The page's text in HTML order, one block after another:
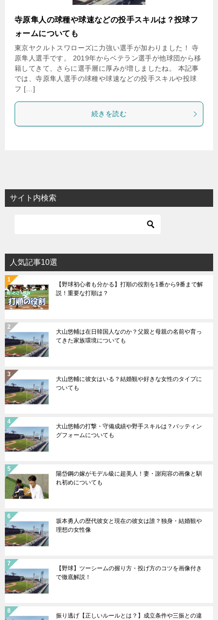
寺原隼人の球種や球速などの投手スキルは？投球フ
ォームについても
東京ヤクルトスワローズに力強い選手が加わりました！ 寺
原隼人選手です。 2019年からベテラン選手が他球団から移
籍してきて、さらに選手層に厚みが増しましたね。 本記事
では、寺原隼人選手の球種や球速などの投手スキルや投球
フ […]
続きを読む
サイト内検索
人気記事10選
【野球初心者も分かる】打順の役割を1番から9番まで解
説！重要な打順は？
大山悠輔は在日韓国人なのか？父親と母親の名前や育っ
てきた家族環境についても
大山悠輔に彼女はいる？結婚観や好きな女性のタイプに
ついても
大山悠輔の打撃・守備成績や野手スキルは？バッティン
グフォームについても
陽岱鋼の嫁がモデル級に超美人！妻・謝宛容の画像と馴
れ初めについても
坂本勇人の歴代彼女と現在の彼女は誰？独身・結婚観や
理想の女性像
【野球】ツーシームの握り方・投げ方のコツを画像付き
で徹底解説！
振り逃げ【正しいルールとは？】成立条件や三振との違